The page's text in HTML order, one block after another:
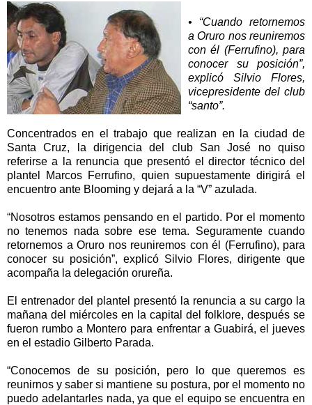
• “Cuando retornemos
a Oruro nos reuniremos
con él (Ferrufino), para
conocer su posición”,
explicó Silvio Flores,
vicepresidente del club
“santo”.
Concentrados en el trabajo que realizan en la ciudad de
Santa Cruz, la dirigencia del club San José no quiso
referirse a la renuncia que presentó el director técnico del
plantel Marcos Ferrufino, quien supuestamente dirigirá el
encuentro ante Blooming y dejará a la “V” azulada.
“Nosotros estamos pensando en el partido. Por el momento
no tenemos nada sobre ese tema. Seguramente cuando
retornemos a Oruro nos reuniremos con él (Ferrufino), para
conocer su posición”, explicó Silvio Flores, dirigente que
acompaña la delegación orureña.
El entrenador del plantel presentó la renuncia a su cargo la
mañana del miércoles en la capital del folklore, después se
fueron rumbo a Montero para enfrentar a Guabirá, el jueves
en el estadio Gilberto Parada.
“Conocemos de su posición, pero lo que queremos es
reunirnos y saber si mantiene su postura, por el momento no
puedo adelantarles nada, ya que el equipo se encuentra en